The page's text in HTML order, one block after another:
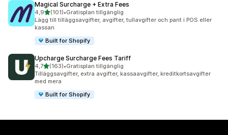
Magical Surcharge + Extra Fees
4,9av 5 stjärnor
(101)
101 recensioner totalt
•Gratisplan tillgänglig
Lägg till tilläggsavgifter, avgifter, tullavgifter och pant i POS eller
kassan
Built for Shopify
Upcharge Surcharge Fees Tariff
4,7av 5 stjärnor
(163)
163 recensioner totalt
•Gratisplan tillgänglig
Tilläggsavgifter, extra avgifter, kassaavgifter, kreditkortsavgifter
med mera
Built for Shopify